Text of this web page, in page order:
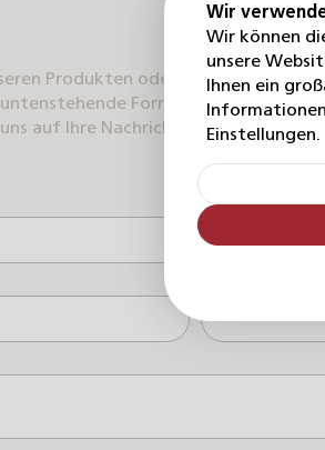
Produkten oder unserem
Formular und wir
auf Ihre Nachricht!
Name *
Wir
Wir können
unsere
Ihnen ein
Einstellungen.